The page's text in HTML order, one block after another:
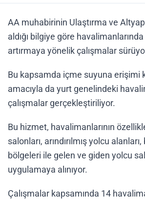
AA muhabirinin Ulaştırma ve
aldığı bilgiye göre
artırmaya yönelik çalışmalar
Bu kapsamda içme suyuna erişimi
amacıyla da yurt genelindeki
çalışmalar gerçekleştiriliyor.
Bu hizmet, havalimanlarının
salonları, arındırılmış yolcu
bölgeleri ile gelen ve giden yolcu
uygulamaya alınıyor.
Çalışmalar kapsamında 14